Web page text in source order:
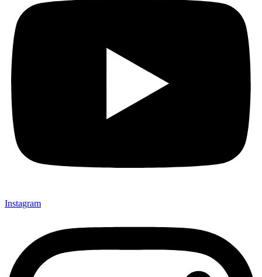
Instagram